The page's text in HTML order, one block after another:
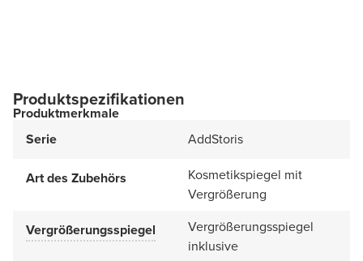
Produktspezifikationen
Produktmerkmale
Serie
AddStoris
Art des Zubehörs
Kosmetikspiegel mit
Vergrößerung
Vergrößerungsspiegel
Vergrößerungsspiegel
inklusive